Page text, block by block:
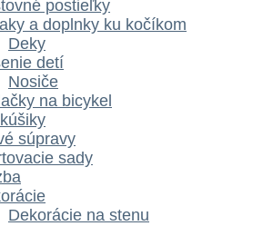
postieľky
a doplnky ku kočíkom
Deky
detí
Nosiče
na bicykel
súpravy
sady
Dekorácie na stenu